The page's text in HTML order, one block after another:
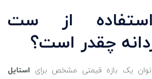
از ست
چقدر است؟
یک بازه قیمتی مشخص برای استایل